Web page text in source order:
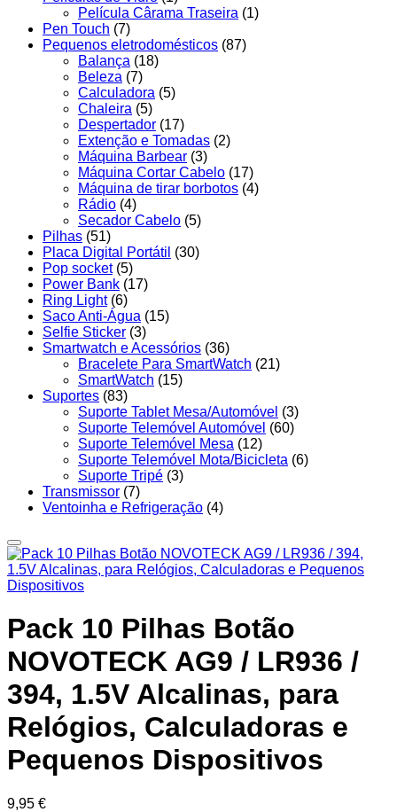
Película Cârama Traseira (1)
Pen Touch (7)
Pequenos eletrodomésticos (87)
Balança (18)
Beleza (7)
Calculadora (5)
Chaleira (5)
Despertador (17)
Extenção e Tomadas (2)
Máquina Barbear (3)
Máquina Cortar Cabelo (17)
Máquina de tirar borbotos (4)
Rádio (4)
Secador Cabelo (5)
Pilhas (51)
Placa Digital Portátil (30)
Pop socket (5)
Power Bank (17)
Ring Light (6)
Saco Anti-Água (15)
Selfie Sticker (3)
Smartwatch e Acessórios (36)
Bracelete Para SmartWatch (21)
SmartWatch (15)
Suportes (83)
Suporte Tablet Mesa/Automóvel (3)
Suporte Telemóvel Automóvel (60)
Suporte Telemóvel Mesa (12)
Suporte Telemóvel Mota/Bicicleta (6)
Suporte Tripé (3)
Transmissor (7)
Ventoinha e Refrigeração (4)
Pack 10 Pilhas Botão
NOVOTECK AG9 / LR936 /
394, 1.5V Alcalinas, para
Relógios, Calculadoras e
Pequenos Dispositivos
9,95 €